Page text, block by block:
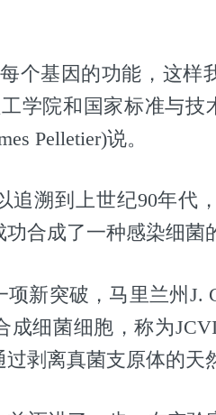
个基因的功能，这样
学院和国家标准与技
Pelletier)说。
追溯到上世纪90年代
合成了一种感染细菌
项新突破，马里兰州J.
成细菌细胞，称为
剥离真菌支原体的天